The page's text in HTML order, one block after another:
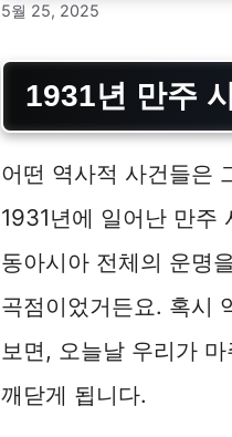
5월 25, 2025
1931년 만주
어떤 역사적 사건들은
1931년에 일어난 만주
동아시아 전체의 운명
곡점이었거든요. 혹시
보면, 오늘날 우리가
깨닫게 됩니다.